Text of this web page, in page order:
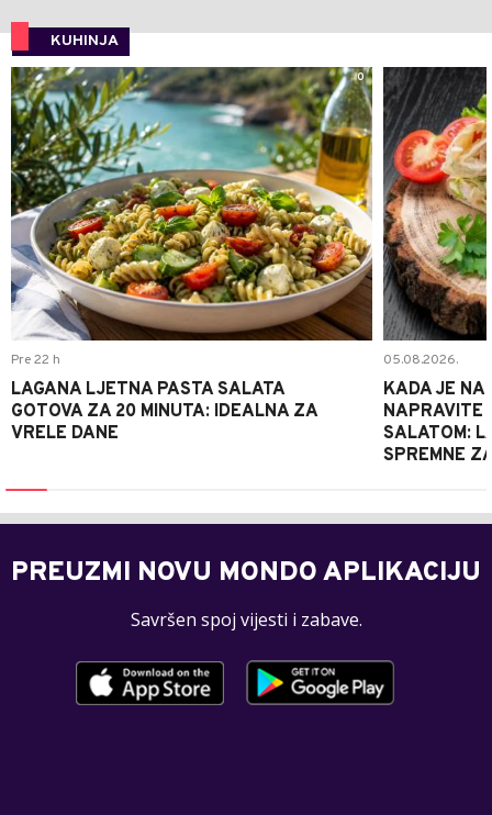
KUHINJA
0
Pre 22 h
LAGANA LJETNA PASTA SALATA
GOTOVA ZA 20 MINUTA: IDEALNA ZA
VRELE DANE
05.08.2026.
KADA JE
NAPRAVITE
SALATOM:
SPREMNE
PREUZMI NOVU MONDO APLIKACIJU
Savršen spoj vijesti i zabave.